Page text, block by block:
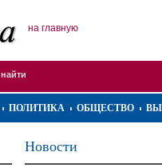
на главную
ПОЛИТИКА ОБЩЕСТВО
Новости